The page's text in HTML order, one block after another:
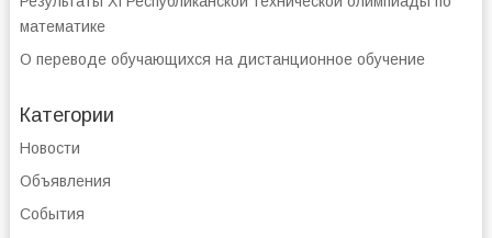
математике
О переводе обучающихся на дистанционное обучение
Категории
Новости
Объявления
События